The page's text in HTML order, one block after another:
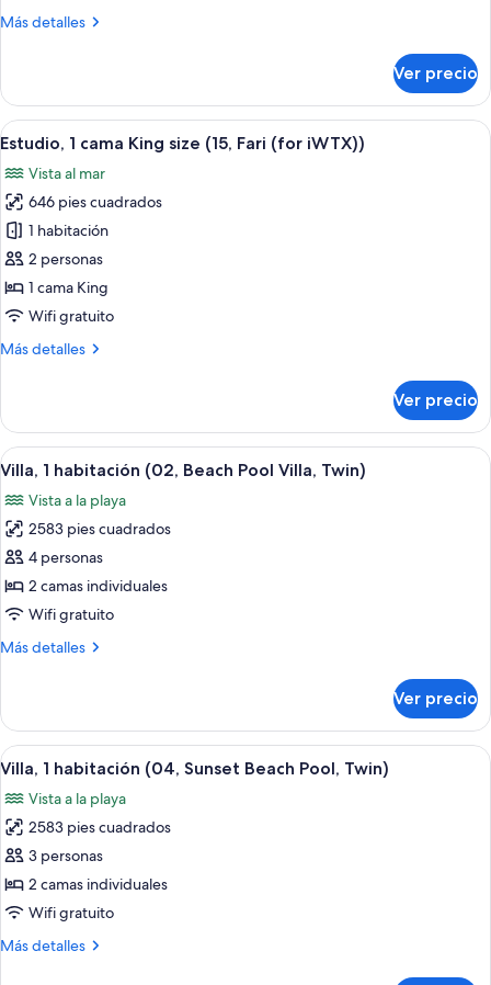
Collection)
Más detalles
Más
(The
Beach
House
Ver precio
Abrir
todas
las
fotos
de
Estudio,
1
cama
size
(for
iWTX))
Habitación de hotel pequeña y
2
Estudio, 1 cama King size (15, Fari (for iWTX))
Vista al mar
646 pies cuadrados
1 habitación
2 personas
1 cama King
Wifi gratuito
Más detalles
Más
1
cama
King
(15,
Fari
(for
iWTX))
Ver precio
Abrir
todas
las
fotos
de
Villa,
1
(02,
Villa,
Twin)
Un dormitorio moderno con una
12
Villa, 1 habitación (02, Beach Pool Villa, Twin)
Vista a la playa
2583 pies cuadrados
4 personas
2 camas individuales
Wifi gratuito
Más detalles
Más
1
habitación
(02,
Pool
Villa,
Twin)
Ver precio
Abrir
todas
las
fotos
de
Villa,
1
(04,
Una habitación con un ventanal
9
Villa, 1 habitación (04, Sunset Beach Pool, Twin)
Vista a la playa
2583 pies cuadrados
3 personas
2 camas individuales
Wifi gratuito
Más detalles
Más